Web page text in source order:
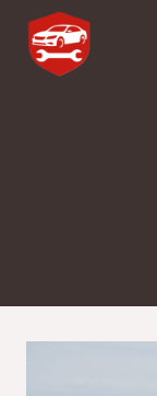
Aller
contenu